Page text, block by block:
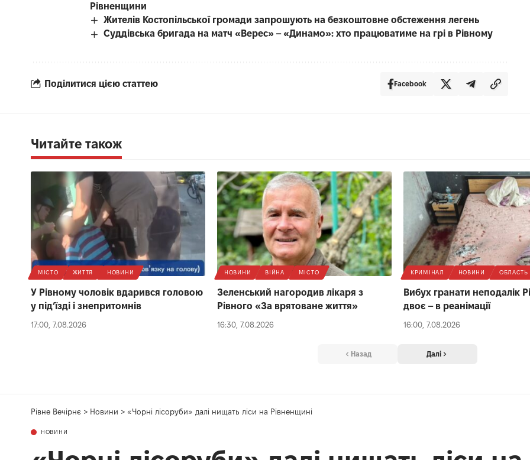
Рівненщини
Жителів Костопільської громади запрошують на безкоштовне обстеження легень
Суддівська бригада на матч «Верес» – «Динамо»: хто працюватиме на грі в Рівному
Поділитися цією статтею Facebook
Читайте також
МІСТО ЖИТТЯ НОВИНИ
У Рівному чоловік вдарився головою
у під’їзді і знепритомнів
17:00, 7.08.2026
НОВИНИ ВІЙНА МІСТО
Зеленський нагородив лікаря з
Рівного «За врятоване життя»
16:30, 7.08.2026
КРИМІНАЛ НОВИНИ ОБЛАСТЬ
Вибух гранати неподалік
двоє – в реанімації
16:00, 7.08.2026
Назад Далі
Рівне Вечірнє > Новини > «Чорні лісоруби» далі нищать ліси на Рівненщині
НОВИНИ